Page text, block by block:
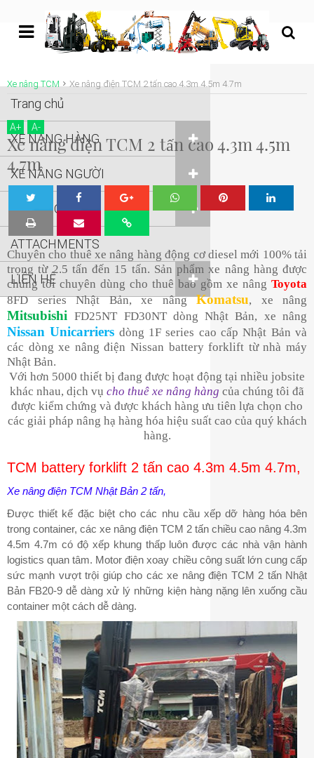
Xe nâng TCM Xe nâng điện TCM 2 tấn cao 4.3m 4.5m 4.7m
A+ A-
Xe nâng điện TCM 2 tấn cao 4.3m 4.5m
4.7m
eet
Sha
re
re
re
Chuyên cho thuê xe nâng hàng động cơ diesel mới 100% tải
trọng từ 2.5 tấn đến 15 tấn. Sản phẩm xe nâng hàng được
chúng tôi chuyên dùng cho thuê bao gồm xe nâng Toyota
8FD series Nhật Bản, xe nângKomatsu, xe nâng
Mitsubishi FD25NT FD30NT dòng Nhật Bản, xe nâng
Nissan Unicarriers dòng 1F series cao cấp Nhật Bản và
các dòng xe nâng điện Nissan battery forklift từ nhà máy
Nhật Bản.
Với hơn 5000 thiết bị đang được hoạt động tại nhiều jobsite
khác nhau, dịch vụ cho thuê xe nâng hàng của chúng tôi đã
được kiểm chứng và được khách hàng ưu tiên lựa chọn cho
các giải pháp nâng hạ hàng hóa hiệu suất cao của quý khách
hàng.
TCM battery forklift 2 tấn cao 4.3m 4.5m 4.7m,
Xe nâng điện TCM Nhật Bản 2 tấn,
Được thiết kế đặc biệt cho các nhu cầu xếp dỡ hàng hóa bên
trong container, các xe nâng điện TCM 2 tấn chiều cao nâng 4.3m
4.5m 4.7m có độ xếp khung thấp luôn được các nhà vận hành
logistics quan tâm. Motor điện xoay chiều công suất lớn cung cấp
sức mạnh vượt trội giúp cho các xe nâng điện TCM 2 tấn Nhật
Bản FB20-9 dễ dàng xử lý những kiện hàng nặng lên xuống cầu
container một cách dễ dàng.
undefined
Trang chủ
XE NÂNG HÀNG
XE NÂNG NGƯỜI
XE NÂNG KHÁC
ATTACHMENTS
LIÊN HỆ